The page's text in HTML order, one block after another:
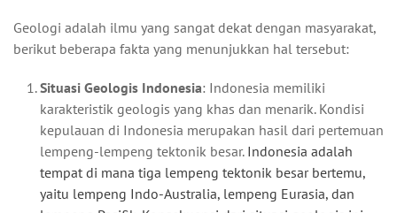
Geologi adalah ilmu yang sangat dekat dengan masyarakat,
berikut beberapa fakta yang menunjukkan hal tersebut:
Situasi Geologis Indonesia: Indonesia memiliki
karakteristik geologis yang khas dan menarik. Kondisi
kepulauan di Indonesia merupakan hasil dari pertemuan
lempeng-lempeng tektonik besar. Indonesia adalah
tempat di mana tiga lempeng tektonik besar bertemu,
yaitu lempeng Indo-Australia, lempeng Eurasia, dan